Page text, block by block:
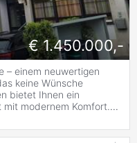
€ 1.450.000,-
– einem neuwertigen
keine Wünsche
bietet Ihnen ein
modernem Komfort....